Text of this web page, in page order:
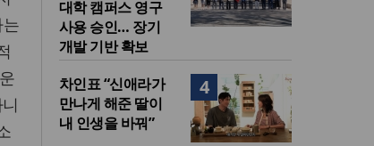
대학 캠퍼스 영구
사용 승인… 장기
개발 기반 확보
4
차인표 “신애라가
만나게 해준 딸이
내 인생을 바꿔”